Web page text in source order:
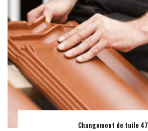
Changement de tuile 47